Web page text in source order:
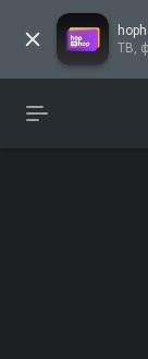
ТВ,